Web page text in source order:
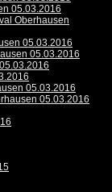
05.03.2016
Oberhausen
05.03.2016
05.03.2016
05.03.2016
05.03.2016